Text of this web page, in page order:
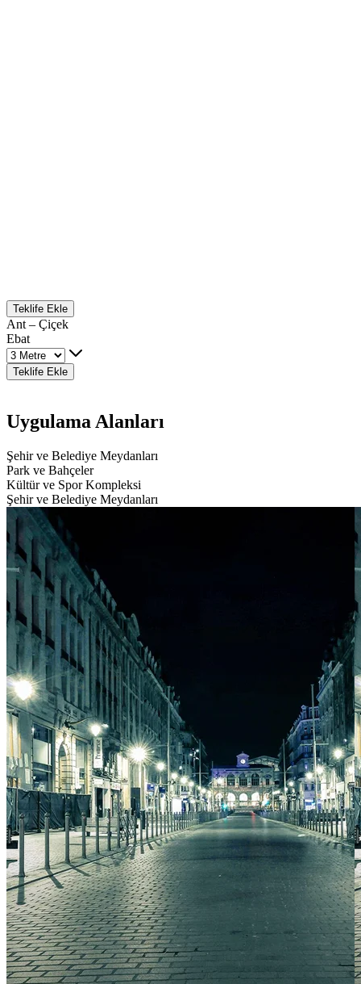
Teklife Ekle
Ant – Çiçek
Ebat
Teklife Ekle
Uygulama Alanları
Şehir ve Belediye Meydanları
Park ve Bahçeler
Kültür ve Spor Kompleksi
Şehir ve Belediye Meydanları